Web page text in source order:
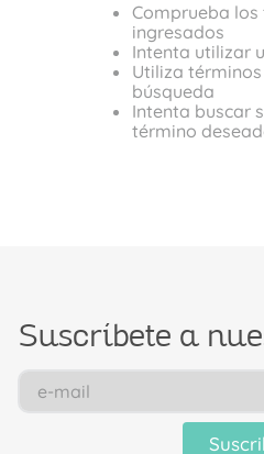
Comprueba los
ingresados
Intenta utilizar
Utiliza
búsqueda
Intenta buscar
término
Suscríbete a